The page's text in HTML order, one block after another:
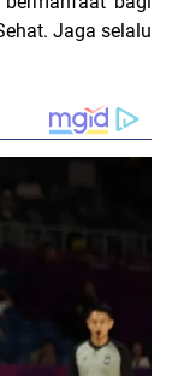
Jaga selalu